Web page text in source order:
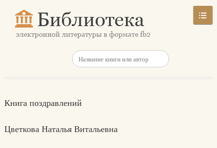
Книга поздравлений
Цветкова Наталья Витальевна